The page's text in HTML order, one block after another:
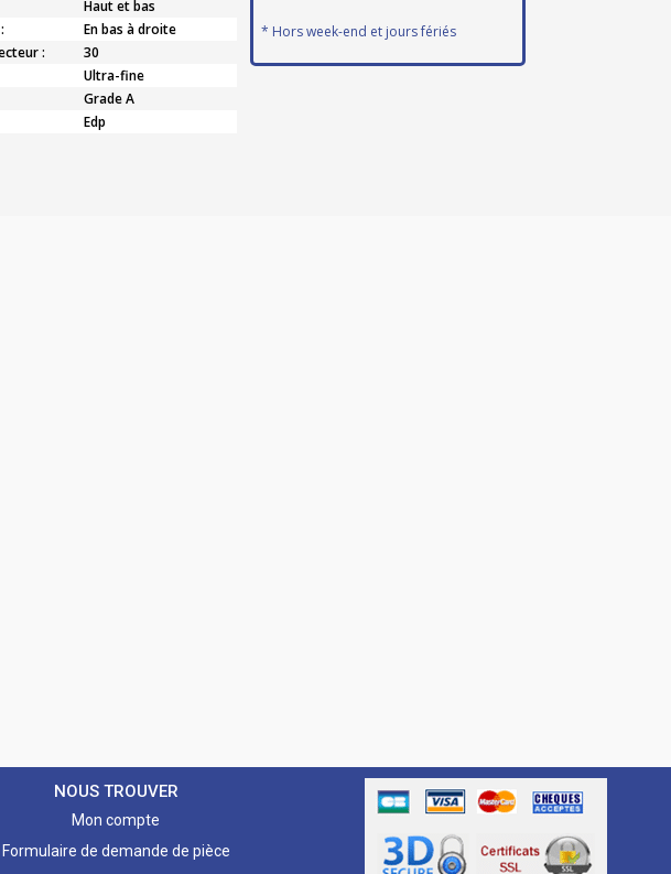
Haut et bas
En bas à droite
:
30
Ultra-fine
Grade A
Edp
* Hors week-end et jours fériés
NOUS TROUVER
Mon compte
Formulaire de demande de pièce